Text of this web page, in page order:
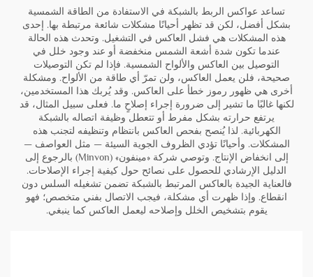
تساعد عواكس الربط بالشبكة في الاستفادة من الطاقة الشمسية
بشكل أفضل، لكن قد تظهر أحيانًا مشكلات شائعة مرتبطة بها. إحدى
هذه المشكلات هي فشل العاكس في التشغيل. وتحدث هذه الحالة
عندما تكون شدة أشعة الشمس منخفضة أو عند وجود خلل في
التوصيل بين العاكس والألواح الشمسية. فإذا لم تكن التوصيلات
صحيحة، فلن يعمل العاكس، ولن تمرّ أي طاقة من الألواح. ومشكلة
أخرى هي ظهور رموز خطأ على العاكس. وقد يُربك هذا المستخدمين،
لكنها غالبًا ما تشير إلى ضرورة إجراء إصلاحٍ ما. فعلى سبيل المثال، قد
يرتفع حرارته بشكل مفرط أو تتعطل وظيفة اتصاله بالشبكة
الكهربائية. لذا يُنصح بفحص العاكس بانتظام وتنظيفه لتجنب هذه
المشكلات. وأحيانًا تؤدي الظروف الجوية السيئة — مثل العواصف —
إلى انخفاض الإنتاج. وتوصي شركة «مينفون» (Minvon) بالرجوع إلى
الدليل الإرشادي للحصول على نصائح حول كيفية إجراء الإصلاحات.
فالعناية الجيدة بالعاكس المرتبط بالشبكة تضمن تشغيله السلس دون
انقطاع. وإذا ظهرت أي مشكلة، فيجب الاتصال بفني متخصص؛ فهو
يقوم بتشخيص الخلل وإصلاحه ليعمل العاكس كما ينبغي.